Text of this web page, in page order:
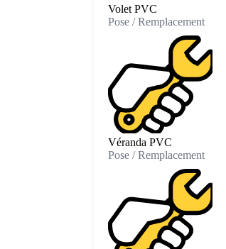
Volet PVC
Pose / Remplacement
Véranda PVC
Pose / Remplacement